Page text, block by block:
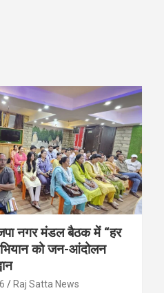
नगर मंडल बैठक में “हर
को जन-आंदोलन
Raj Satta News